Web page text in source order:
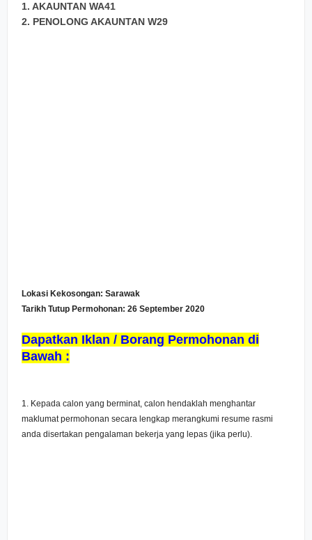
1. AKAUNTAN WA41
2. PENOLONG AKAUNTAN W29
Lokasi Kekosongan: Sarawak
Tarikh Tutup Permohonan: 26 September 2020
Dapatkan Iklan / Borang Permohonan di
Bawah :
1. Kepada calon yang berminat, calon hendaklah menghantar
maklumat permohonan secara lengkap merangkumi resume rasmi
anda disertakan pengalaman bekerja yang lepas (jika perlu).